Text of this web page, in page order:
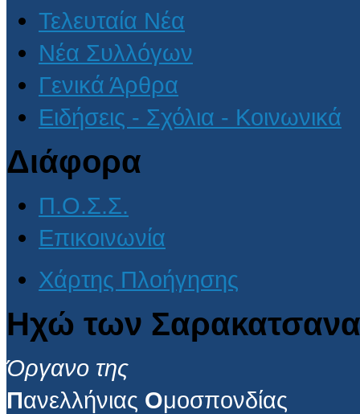
Τελευταία Νέα
Νέα Συλλόγων
Γενικά Άρθρα
Ειδήσεις - Σχόλια - Κοινωνικά
Διάφορα
Π.Ο.Σ.Σ.
Επικοινωνία
Χάρτης Πλοήγησης
Ηχώ των
Όργανο της
Πανελλήνιας Ομοσπονδίας